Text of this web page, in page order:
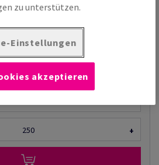
Mengeneinheiten
+
zu unterstützen.
Einstellungen
akzeptieren